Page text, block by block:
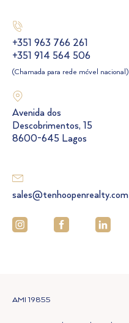
+351 963 766 261
+351 914 564 506
(Chamada para rede móvel nacional)
Avenida dos
Descobrimentos, 15
8600-645 Lagos
sales@tenhoopenrealty.com
AMI 19855